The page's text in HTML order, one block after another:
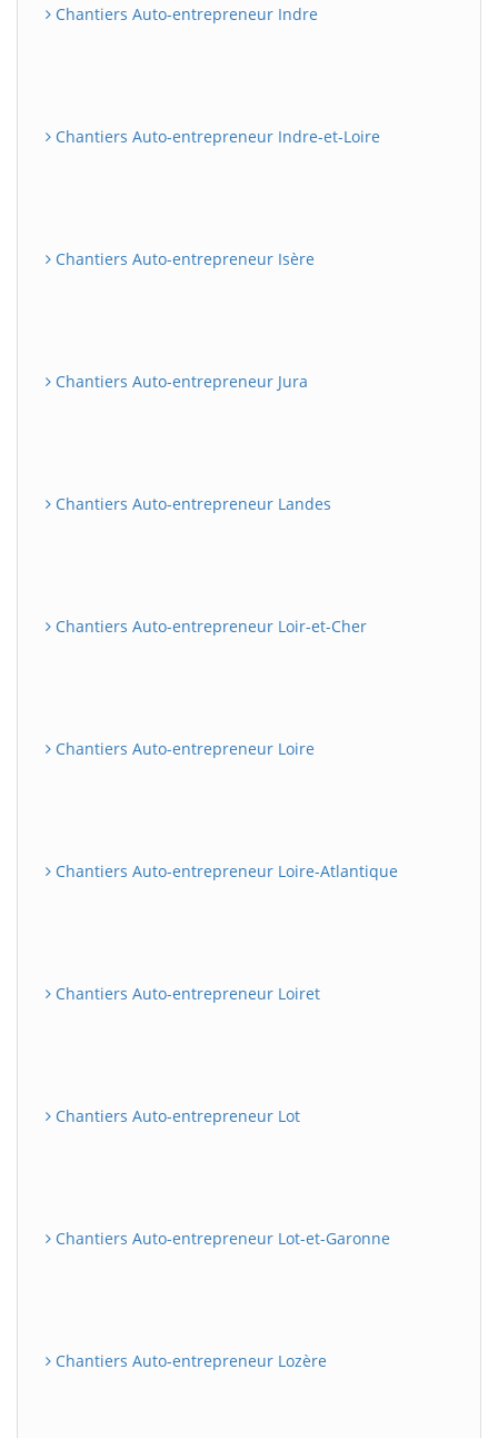
Chantiers Auto-entrepreneur Indre
Chantiers Auto-entrepreneur Indre-et-Loire
Chantiers Auto-entrepreneur Isère
Chantiers Auto-entrepreneur Jura
Chantiers Auto-entrepreneur Landes
Chantiers Auto-entrepreneur Loir-et-Cher
Chantiers Auto-entrepreneur Loire
Chantiers Auto-entrepreneur Loire-Atlantique
Chantiers Auto-entrepreneur Loiret
Chantiers Auto-entrepreneur Lot
Chantiers Auto-entrepreneur Lot-et-Garonne
Chantiers Auto-entrepreneur Lozère